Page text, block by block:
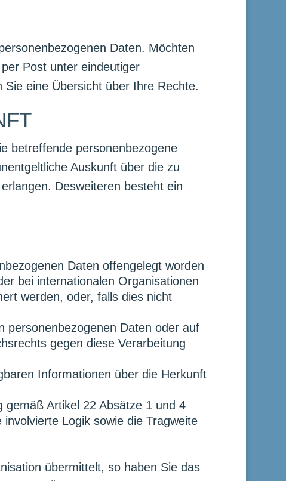
Daten. Möchten
Post unter eindeutiger
eine Übersicht über Ihre Rechte.
betreffende personenbezogene
Auskunft über die zu
Desweiteren besteht ein
Daten offengelegt worden
bei internationalen Organisationen
werden, oder, falls dies nicht
personenbezogenen Daten oder auf
gegen diese Verarbeitung
Informationen über die Herkunft
gemäß Artikel 22 Absätze 1 und 4
Logik sowie die Tragweite
übermittelt, so haben Sie das